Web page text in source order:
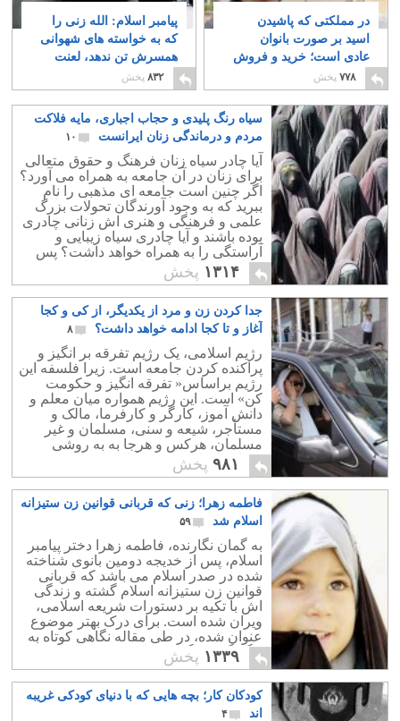
در مملکتی که پاشیدن
اسید بر صورت بانوان
عادی است؛ خرید و فروش
اسید باید ممنوع گردد
۷۷۸ پخش
پیامبر اسلام: الله زنی را
که به خواسته های شهوانی
همسرش تن ندهد، لعنت
می کند!
۸۳۲ پخش
سیاه رنگ پلیدی و حجاب اجباری، مایه فلاکت
مردم و درماندگی زنان ایرانست
۱۰
آیا چادر سیاه زنان فرهنگ و حقوق متعالی
برای زنان در آن جامعه به همراه می آورد؟
اگر چنین است جامعه ای مذهبی را نام
ببرید که به وجود آورندگان تحولات بزرگ
علمی و فرهنگی و هنری اش زنانی چادری
بوده باشند و آیا چادری سیاه زیبایی و
آراستگی را به همراه خواهد داشت؟ پس
چرا زیباترین زنان جهان بی حجاب هستند؟!
۱۳۱۴ پخش
جدا کردن زن و مرد از یکدیگر، از کی و کجا
آغاز و تا کجا ادامه خواهد داشت؟
۸
رژیم اسلامی، یک رژیم تفرقه بر انگیز و
پراکنده کردن جامعه است. زیرا فلسفه این
رژیم براساس« تفرقه انگیز و حکومت
کن» است. این رژیم همواره میان معلم و
دانش آموز، کارگر و کارفرما، مالک و
مستأجر، شیعه و سنی، مسلمان و غیر
مسلمان، هرکس و هرجا به به روشی
شکاف ایجاد نموده، و آنان را به جان هم
انداخته است.
۹۸۱ پخش
فاطمه زهرا؛ زنی که قربانی قوانین زن ستیزانه
اسلام شد
۵۹
به گمان نگارنده، فاطمه زهرا دختر پیامبر
اسلام، پس از خدیجه دومین بانوی شناخته
شده در صدر اسلام می باشد که قربانی
قوانین زن ستیزانه اسلام گشته و زندگی
اش با تکیه بر دستورات شریعه اسلامی،
ویران شده است. برای درک بهتر موضوع
عنوان شده، در طی مقاله نگاهی کوتاه به
چگونگی زندگی دردناک وی می اندازیم.
۱۳۳۹ پخش
کودکان کار؛ بچه هایی که با دنیای کودکی غریبه
اند
۴